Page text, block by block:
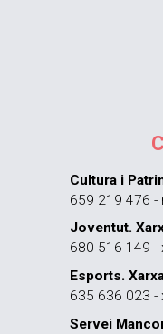
Cultura i
659 219 476 -
Joventut.
680 516 149 -
Esports.
635 636 023 -
Servei